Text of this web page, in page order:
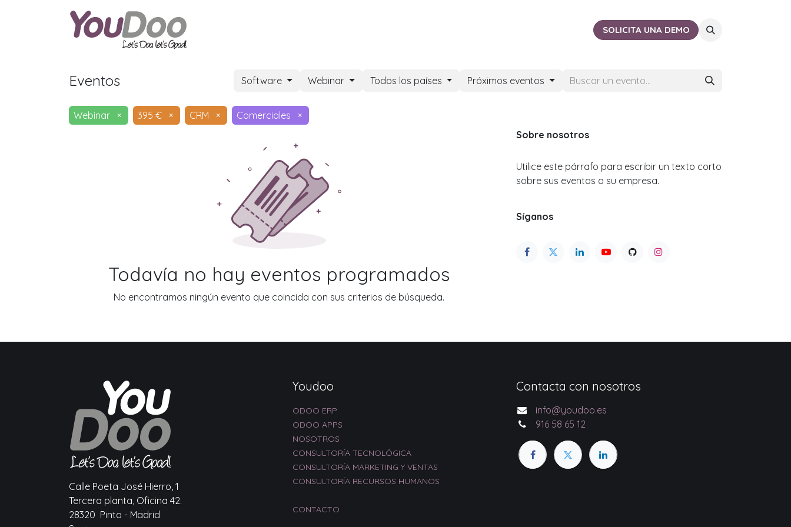
CERCA DE TISOLICITA UNA DEMO
Eventos Software Webinar Todos los países Próximos eventos
Webinar × 395 € × CRM × Comerciales ×
Todavía no hay eventos programados
No encontramos ningún evento que coincida con sus criterios de búsqueda.
Sobre nosotros
Utilice este párrafo para escribir un texto corto
sobre sus eventos o su empresa.
Síganos
Calle Poeta José Hierro, 1
Tercera planta, Oficina 42.
28320 Pinto - Madrid
Youdoo
ODOO ERP
ODOO APPS
NOSOTROS
CONSULTORÍA TECNOLÓGICA
CONSULTORÍA MARKETING Y VENTAS
CONSULTORÍA RECURSOS HUMANOS
CONTACTO
Contacta con nosotros
info@youdoo.es
916 58 65 12